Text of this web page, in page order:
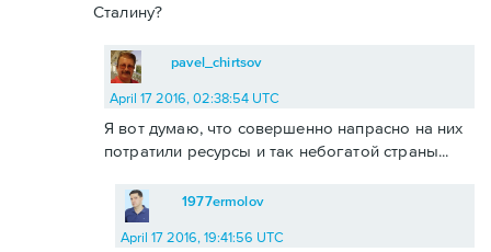
Сталину?
pavel_chirtsov
April 17 2016, 02:38:54 UTC
Я вот думаю, что совершенно напрасно на них
потратили ресурсы и так небогатой страны...
1977ermolov
April 17 2016, 19:41:56 UTC